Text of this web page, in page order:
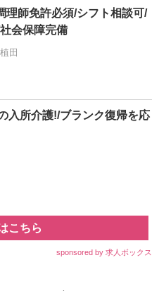
理師免許必須/シフト相談可/
会保障完備
田
入所介護!/ブランク復帰を応
こちら
sponsored by 求人ボックス